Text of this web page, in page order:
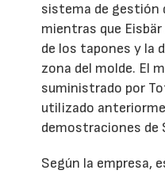
sistema de gestión
mientras que
de los tapones y la
zona del molde. El
suministrado por
utilizado
demostraciones de
Según la empresa,